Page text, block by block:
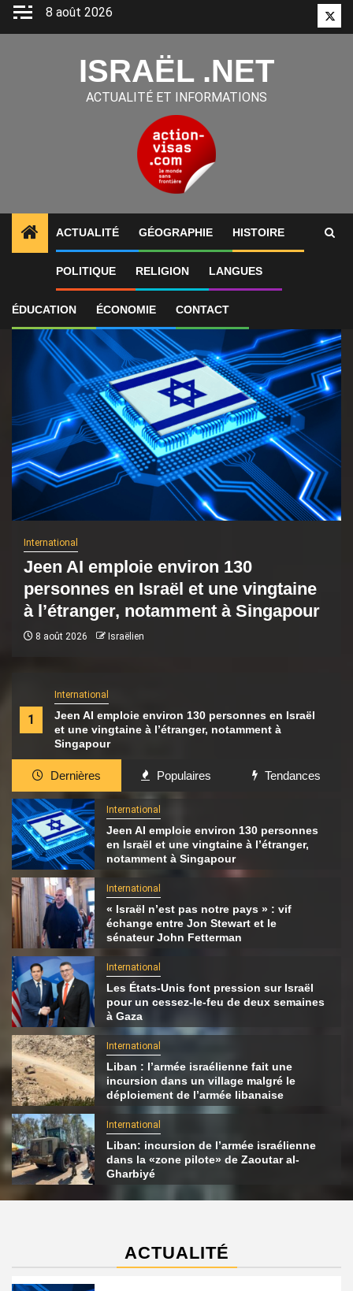
Aller
8 août 2026
ISRAËL .NET
ACTUALITÉ ET INFORMATIONS
ACTUALITÉ GÉOGRAPHIE HISTOIRE
POLITIQUE RELIGION LANGUES
ÉDUCATION ÉCONOMIE CONTACT
ALERTES INFO 1 Jeen AI emploie environ 130
1
International
Jeen AI emploie environ 130 personnes en Israël
et une vingtaine à l’étranger, notamment à
Singapour
International
Jeen AI emploie environ 130
personnes en Israël et une vingtaine
à l’étranger, notamment à Singapour
8 août 2026 Israëlien
Dernières Populaires Tendances
International
Jeen AI emploie environ 130 personnes
en Israël et une vingtaine à l’étranger,
notamment à Singapour
International
« Israël n’est pas notre pays » : vif
échange entre Jon Stewart et le
sénateur John Fetterman
International
Les États-Unis font pression sur Israël
pour un cessez-le-feu de deux semaines
à Gaza
International
Liban : l’armée israélienne fait une
incursion dans un village malgré le
déploiement de l’armée libanaise
International
Liban: incursion de l’armée israélienne
dans la «zone pilote» de Zaoutar al-
Gharbiyé
ACTUALITÉ